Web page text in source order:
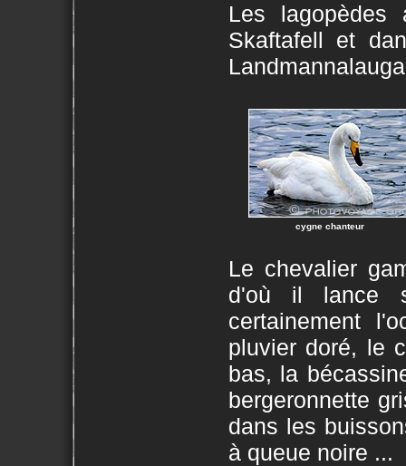
Les
Skaftafell et
cygne chanteur
Le chevalier
d'où il lance
certainement
pluvier doré, le
bas, la
bergeronnette
dans les
à queue noire ...